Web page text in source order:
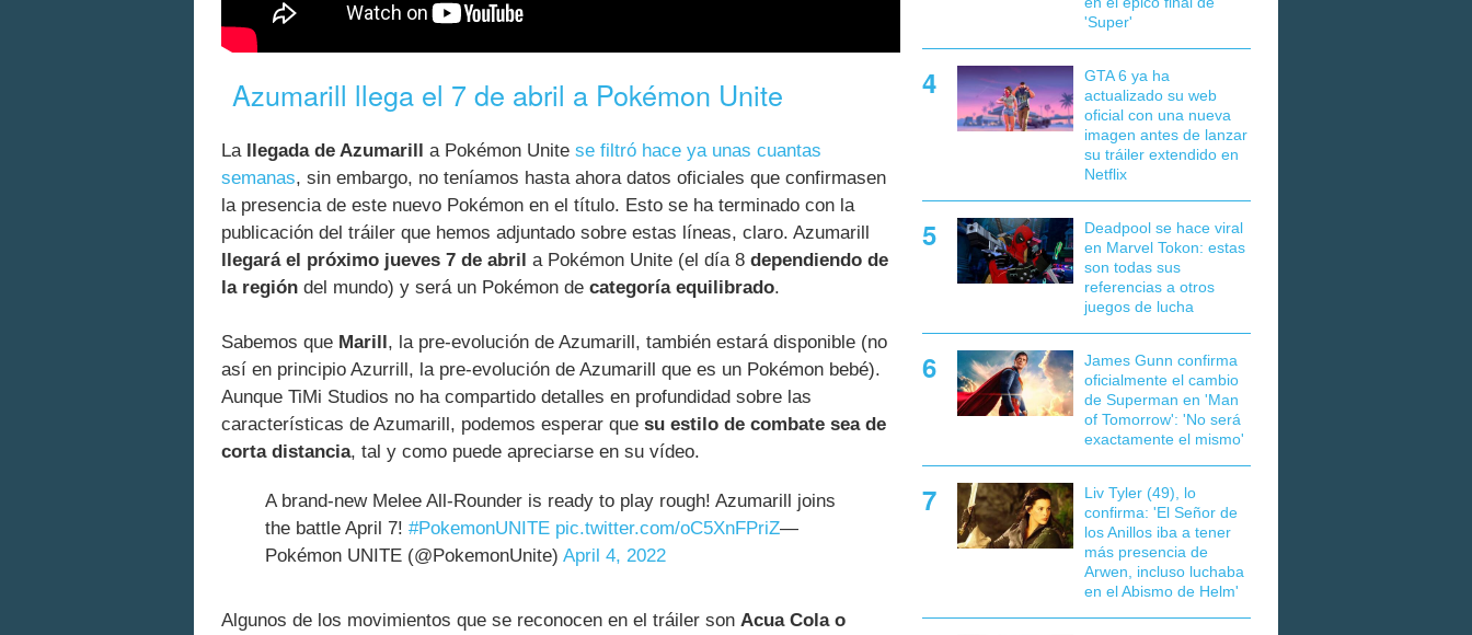
Azumarill llega el 7 de abril a Pokémon Unite
La llegada de Azumarill a Pokémon Unite se filtró hace ya unas cuantas
semanas, sin embargo, no teníamos hasta ahora datos oficiales que confirmasen
la presencia de este nuevo Pokémon en el título. Esto se ha terminado con la
publicación del tráiler que hemos adjuntado sobre estas líneas, claro. Azumarill
llegará el próximo jueves 7 de abril a Pokémon Unite (el día 8 dependiendo de
la región del mundo) y será un Pokémon de categoría equilibrado.
Sabemos que Marill , la pre-evolución de Azumarill, también estará disponible (no
así en principio Azurrill, la pre-evolución de Azumarill que es un Pokémon bebé).
Aunque TiMi Studios no ha compartido detalles en profundidad sobre las
características de Azumarill, podemos esperar que su estilo de combate sea de
corta distancia, tal y como puede apreciarse en su vídeo.
A brand-new Melee All-Rounder is ready to play rough! Azumarill joins
the battle April 7! #PokemonUNITE pic.twitter.com/oC5XnFPriZ—
Pokémon UNITE (@PokemonUnite) April 4, 2022
Algunos de los movimientos que se reconocen en el tráiler son Acua Cola o
'Super'
GTA 6 ya ha
actualizado su web
oficial con una nueva
imagen antes de lanzar
su tráiler extendido en
Netflix
Deadpool se hace viral
en Marvel Tokon: estas
son todas sus
referencias a otros
juegos de lucha
James Gunn confirma
oficialmente el cambio
de Superman en 'Man
of Tomorrow': 'No será
exactamente el mismo'
Liv Tyler (49), lo
confirma: 'El Señor de
los Anillos iba a tener
más presencia de
Arwen, incluso luchaba
en el Abismo de Helm'